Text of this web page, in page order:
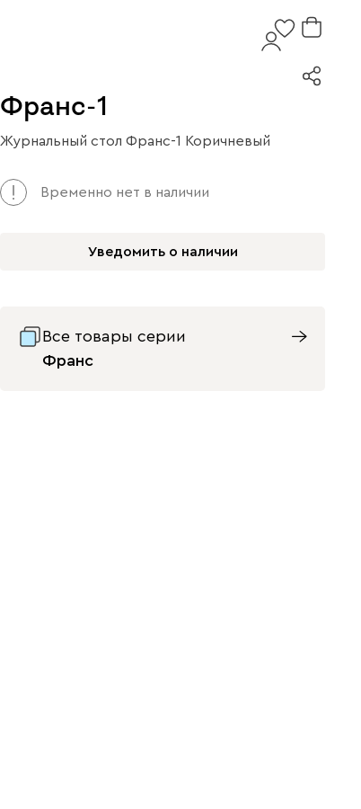
Франс-1
Журнальный стол Франс-1 Коричневый
Временно нет в наличии
Уведомить о наличии
Все товары серии
Франс